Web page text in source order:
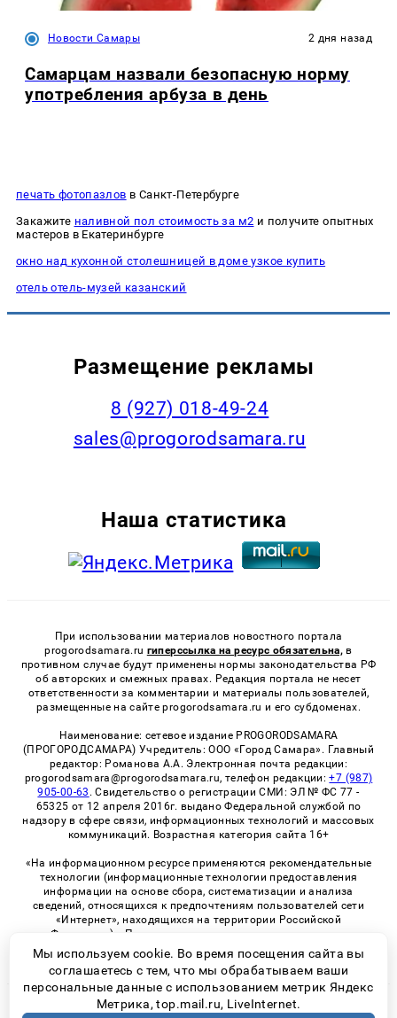
Новости Самары 2 дня назад
Самарцам назвали безопасную норму
употребления арбуза в день
печать фотопазлов в Санкт-Петербурге
Закажите наливной пол стоимость за м2 и получите опытных
мастеров в Екатеринбурге
окно над кухонной столешницей в доме узкое купить
отель отель-музей казанский
Размещение рекламы
8 (927) 018-49-24
sales@progorodsamara.ru
Наша статистика
При использовании материалов новостного портала
progorodsamara.ru гиперссылка на ресурс обязательна, в
противном случае будут применены нормы законодательства РФ
об авторских и смежных правах. Редакция портала не несет
ответственности за комментарии и материалы пользователей,
размещенные на сайте progorodsamara.ru и его субдоменах.
Наименование: сетевое издание PROGORODSAMARA
(ПРОГОРОДСАМАРА) Учредитель: ООО «Город Самара». Главный
редактор: Романова А.А. Электронная почта редакции:
progorodsamara@progorodsamara.ru, телефон редакции:+7 (987)
905-00-63 . Свидетельство о регистрации СМИ: ЭЛ № ФС 77 -
65325 от 12 апреля 2016г. выдано Федеральной службой по
надзору в сфере связи, информационных технологий и массовых
коммуникаций. Возрастная категория сайта 16+
«На информационном ресурсе применяются рекомендательные
технологии (информационные технологии предоставления
информации на основе сбора, систематизации и анализа
сведений, относящихся к предпочтениям пользователей сети
«Интернет», находящихся на территории Российской
Федерации)». Правила применения рекомендательных
технологий в виджетах рекламно-обменной сети
«СМИ2» (PDF)
© 2026 «ProGorodSamara» | Все права защищены
Мы используем cookie. Во время посещения сайта вы
соглашаетесь с тем, что мы обрабатываем ваши
персональные данные с использованием метрик Яндекс
Метрика, top.mail.ru, LiveInternet.